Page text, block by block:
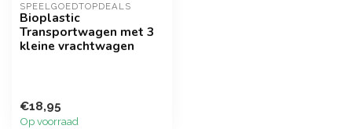
SPEELGOEDTOPDEALS
Bioplastic
Transportwagen met 3
kleine vrachtwagen
€18,95
Op voorraad